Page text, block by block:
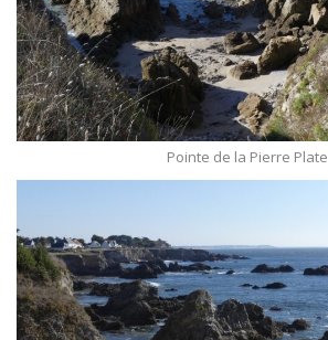
Pointe de la Pierre Plate